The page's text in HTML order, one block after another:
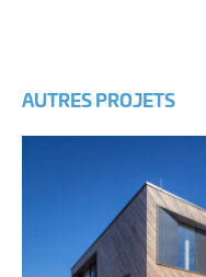
AUTRES PROJETS